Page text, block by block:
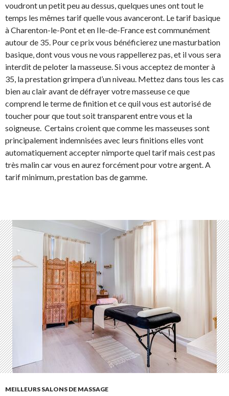
voudront un petit peu au dessus, quelques unes ont tout le
temps les mêmes tarif quelle vous avanceront. Le tarif basique
à Charenton-le-Pont et en Ile-de-France est communément
autour de 35. Pour ce prix vous bénéficierez une masturbation
basique, dont vous vous ne vous rappellerez pas, et il vous sera
interdit de peloter la masseuse. Si vous acceptez de monter à
35, la prestation grimpera d’un niveau. Mettez dans tous les cas
bien au clair avant de défrayer votre masseuse ce que
comprend le terme de finition et ce quil vous est autorisé de
toucher pour que tout soit transparent entre vous et la
soigneuse. Certains croient que comme les masseuses sont
principalement indemnisées avec leurs finitions elles vont
automatiquement accepter nimporte quel tarif mais cest pas
très malin car vous en aurez forcément pour votre argent. A
tarif minimum, prestation bas de gamme.
MEILLEURS SALONS DE MASSAGE